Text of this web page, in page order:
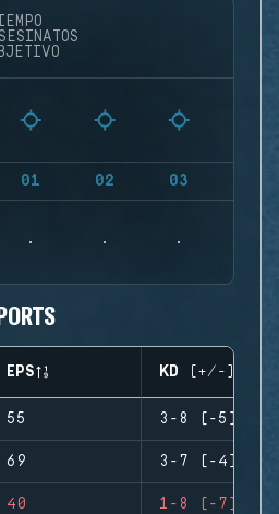
01 02 03
EPS KD (+/-)
55 3-8 (-5)
69 3-7 (-4)
40 1-8 (-7)